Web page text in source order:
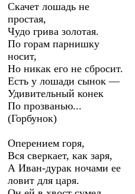
Скачет лошадь не
простая,
Чудо грива золотая.
По горам парнишку
носит,
Но никак его не сбросит.
Есть у лошади сынок —
Удивительный конек
По прозванью...
(Горбунок)
Оперением горя,
Вся сверкает, как заря,
А Иван-дурак ночами ее
ловит для царя.